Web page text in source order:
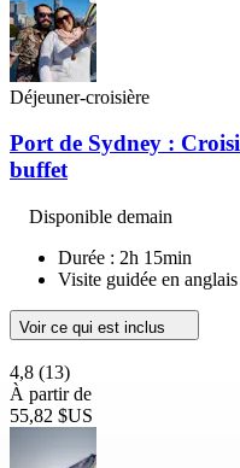
Déjeuner-croisière
Port de Sydney :
buffet
Disponible demain
Durée : 2h 15min
Visite guidée en anglais
Voir ce qui est inclus
4,8 (13)
À partir de
55,82 $US